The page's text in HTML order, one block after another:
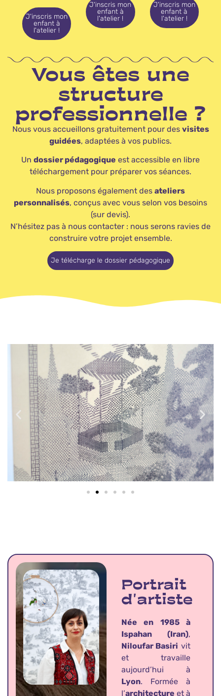
J'inscris mon
enfant à
l'atelier !
J'inscris mon
enfant à
l'atelier !
J'inscris mon
enfant à
l'atelier !
Vous êtes une
structure
professionnelle ?
Nous vous accueillons gratuitement pour des visites
guidées, adaptées à vos publics.
Un dossier pédagogique est accessible en libre
téléchargement pour préparer vos séances.
Nous proposons également des ateliers
personnalisés, conçus avec vous selon vos besoins
(sur devis).
N’hésitez pas à nous contacter : nous serons ravies de
construire votre projet ensemble.
Je télécharge le dossier pédagogique
Portrait
d'artiste
Née en 1985 à
Ispahan (Iran),
Niloufar Basiri vit
et travaille
aujourd’hui à
Lyon. Formée à
l’architecture et à